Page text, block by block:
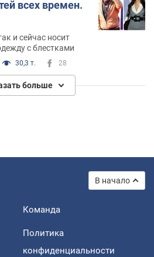
всех времен.
и сейчас носит
с блестками
30,3 т. 28
больше
В начало
Команда
Политика
конфиденциальности